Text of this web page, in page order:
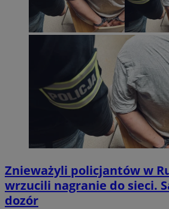
Znieważyli policjantów w
wrzucili nagranie do sieci.
dozór